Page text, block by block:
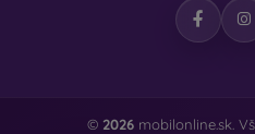
© 2026mobilonline.sk.